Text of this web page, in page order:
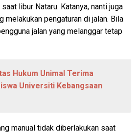
libur Nataru. Katanya, nanti juga
melakukan pengaturan di jalan. Bila
jalan yang melanggar tetap
Hukum Unimal Terima
Universiti Kebangsaan
manual tidak diberlakukan saat